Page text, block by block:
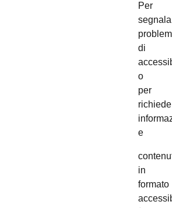
Per
di
o
per
e
in
formato